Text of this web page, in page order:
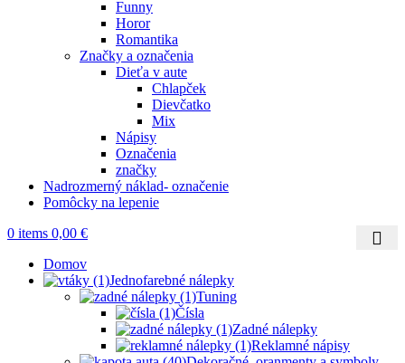
Funny
Horor
Romantika
Značky a označenia
Dieťa v aute
Chlapček
Dievčatko
Mix
Nápisy
Označenia
značky
Nadrozmerný náklad- označenie
Pomôcky na lepenie
0 items 0,00 €
Domov
Jednofarebné nálepky
Tuning
Čísla
Zadné nálepky
Reklamné nápisy